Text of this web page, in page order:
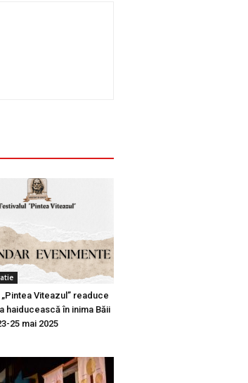
Viteazul” readuce
haiducească în inima Băii
25 mai 2025